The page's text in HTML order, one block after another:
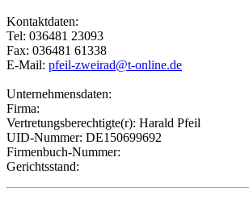
Kontaktdaten:
Tel: 036481 23093
Fax: 036481 61338
E-Mail: pfeil-zweirad@t-online.de
Unternehmensdaten:
Firma:
Vertretungsberechtigte(r): Harald Pfeil
UID-Nummer: DE150699692
Firmenbuch-Nummer:
Gerichtsstand: